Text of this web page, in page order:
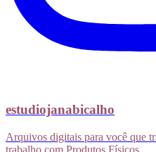
estudiojanabicalho
Arquivos digitais para você que
trabalho com Produtos Físicos.